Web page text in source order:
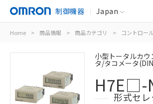
制御機器 Japan
Home > 商品情報 > 商品カテゴリ > コントロー
小型トータルカ
タ/タコメータ
H7E□-
形式セレ